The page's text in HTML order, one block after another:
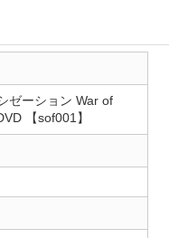
ゼーション War of
【sof001】